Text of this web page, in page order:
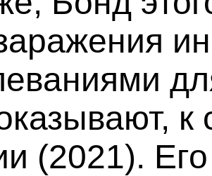
(2021).